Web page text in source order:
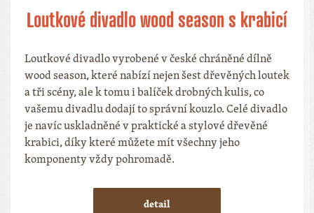
Loutkové divadlo wood season s krabicí
Loutkové divadlo vyrobené v české chráněné dílně
wood season, které nabízí nejen šest dřevěných loutek
a tři scény, ale k tomu i balíček drobných kulis, co
vašemu divadlu dodají to správní kouzlo. Celé divadlo
je navíc uskladněné v praktické a stylové dřevěné
krabici, díky které můžete mít všechny jeho
komponenty vždy pohromadě.
detail